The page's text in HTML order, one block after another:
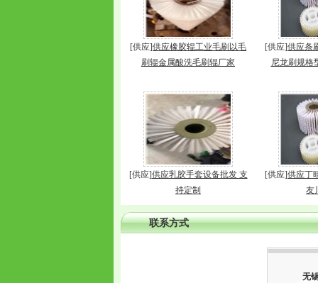
[供应]供应橡胶辊工业毛刷以毛
刷辊金属酸洗毛刷辊厂家
[供应]供应条
尼龙刷规格
[供应]供应乳胶手套设备批发 支
持定制
[供应]供应丁
友
联系方式
无